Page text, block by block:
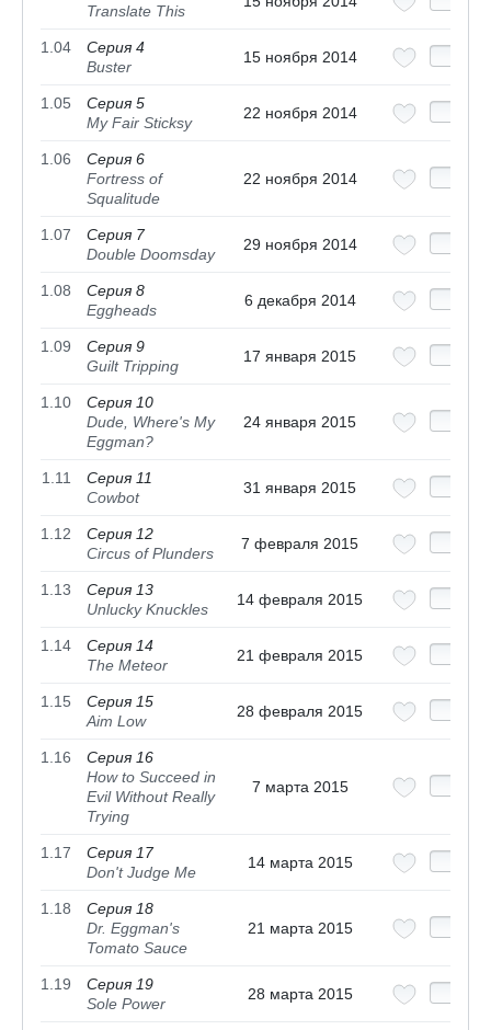
Translate This
1.04
Серия 4
Buster
15 ноября 2014
1.05
Серия 5
My Fair Sticksy
22 ноября 2014
1.06
Серия 6
Fortress of
Squalitude
22 ноября 2014
1.07
Серия 7
Double Doomsday
29 ноября 2014
1.08
Серия 8
Eggheads
6 декабря 2014
1.09
Серия 9
Guilt Tripping
17 января 2015
1.10
Серия 10
Dude, Where's My
Eggman?
24 января 2015
1.11
Серия 11
Cowbot
31 января 2015
1.12
Серия 12
Circus of Plunders
7 февраля 2015
1.13
Серия 13
Unlucky Knuckles
14 февраля 2015
1.14
Серия 14
The Meteor
21 февраля 2015
1.15
Серия 15
Aim Low
28 февраля 2015
1.16
Серия 16
How to Succeed in
Evil Without Really
Trying
7 марта 2015
1.17
Серия 17
Don't Judge Me
14 марта 2015
1.18
Серия 18
Dr. Eggman's
Tomato Sauce
21 марта 2015
1.19
Серия 19
Sole Power
28 марта 2015